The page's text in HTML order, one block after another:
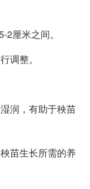
厘米之间。
调整。
润，有助于秧苗
苗生长所需的养